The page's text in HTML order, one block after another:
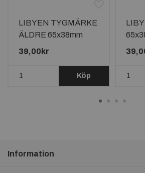
LIBYEN TYGMÄRKE
ÄLDRE 65x38mm
39,00kr
Köp
Information